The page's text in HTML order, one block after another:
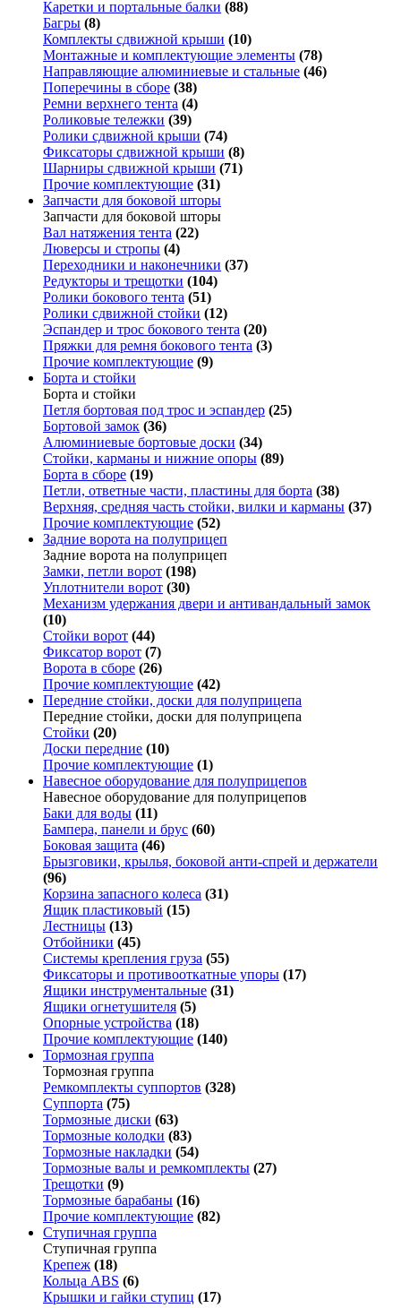
Каретки и портальные балки (88)
Багры (8)
Комплекты сдвижной крыши (10)
Монтажные и комплектующие элементы (78)
Направляющие алюминиевые и стальные (46)
Поперечины в сборе (38)
Ремни верхнего тента (4)
Роликовые тележки (39)
Ролики сдвижной крыши (74)
Фиксаторы сдвижной крыши (8)
Шарниры сдвижной крыши (71)
Прочие комплектующие (31)
Запчасти для боковой шторы
Запчасти для боковой шторы
Вал натяжения тента (22)
Люверсы и стропы (4)
Переходники и наконечники (37)
Редукторы и трещотки (104)
Ролики бокового тента (51)
Ролики сдвижной стойки (12)
Эспандер и трос бокового тента (20)
Пряжки для ремня бокового тента (3)
Прочие комплектующие (9)
Борта и стойки
Борта и стойки
Петля бортовая под трос и эспандер (25)
Бортовой замок (36)
Алюминиевые бортовые доски (34)
Стойки, карманы и нижние опоры (89)
Борта в сборе (19)
Петли, ответные части, пластины для борта (38)
Верхняя, средняя часть стойки, вилки и карманы (37)
Прочие комплектующие (52)
Задние ворота на полуприцеп
Задние ворота на полуприцеп
Замки, петли ворот (198)
Уплотнители ворот (30)
Механизм удержания двери и антивандальный замок
(10)
Стойки ворот (44)
Фиксатор ворот (7)
Ворота в сборе (26)
Прочие комплектующие (42)
Передние стойки, доски для полуприцепа
Передние стойки, доски для полуприцепа
Стойки (20)
Доски передние (10)
Прочие комплектующие (1)
Навесное оборудование для полуприцепов
Навесное оборудование для полуприцепов
Баки для воды (11)
Бампера, панели и брус (60)
Боковая защита (46)
Брызговики, крылья, боковой анти-спрей и держатели
(96)
Корзина запасного колеса (31)
Ящик пластиковый (15)
Лестницы (13)
Отбойники (45)
Системы крепления груза (55)
Фиксаторы и противооткатные упоры (17)
Ящики инструментальные (31)
Ящики огнетушителя (5)
Опорные устройства (18)
Прочие комплектующие (140)
Тормозная группа
Тормозная группа
Ремкомплекты суппортов (328)
Суппорта (75)
Тормозные диски (63)
Тормозные колодки (83)
Тормозные накладки (54)
Тормозные валы и ремкомплекты (27)
Трещотки (9)
Тормозные барабаны (16)
Прочие комплектующие (82)
Ступичная группа
Ступичная группа
Крепеж (18)
Кольца ABS (6)
Крышки и гайки ступиц (17)